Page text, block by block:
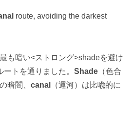
route, avoiding the darkest
も暗い<ストロング>shadeを避け
トを通りました。 Shade （色合
暗闇、 canal
（運河）は比喩的に